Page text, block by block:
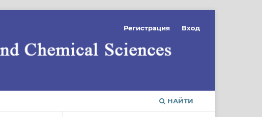
НАЙТИ
Регистрация Вход